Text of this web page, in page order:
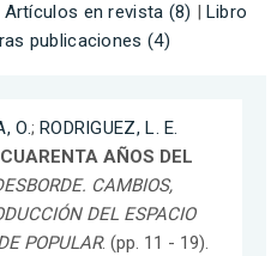
Artículos en revista (8)
Libro
publicaciones (4)
O.; RODRIGUEZ, L. E.
AÑOS DEL
CAMBIOS,
DEL ESPACIO
POPULAR. (pp. 11 - 19).